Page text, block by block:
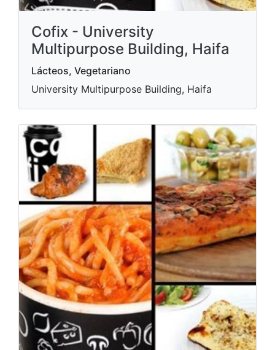
Cofix - University
Multipurpose Building, Haifa
Lácteos, Vegetariano
University Multipurpose Building, Haifa